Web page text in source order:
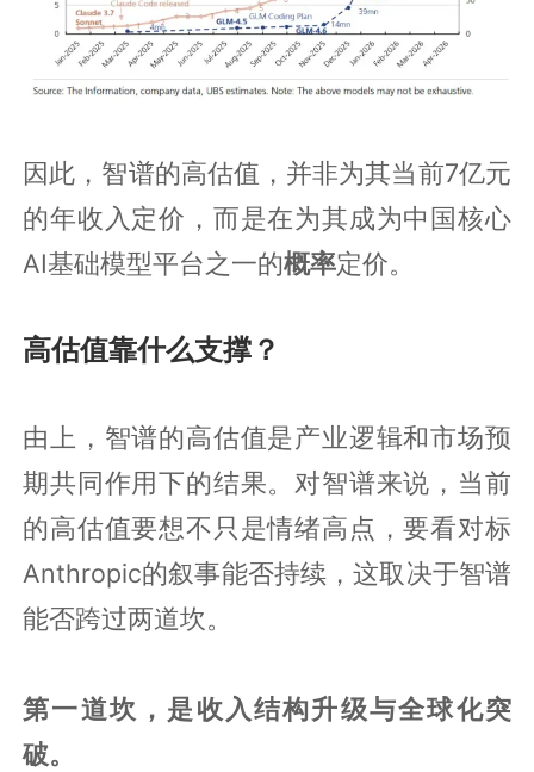
因此，智谱的高估值，并非为其当前7亿元
的年收入定价，而是在为其成为中国核心
AI基础模型平台之一的概率定价。
高估值靠什么支撑？
由上，智谱的高估值是产业逻辑和市场预
期共同作用下的结果。对智谱来说，当前
的高估值要想不只是情绪高点，要看对标
Anthropic的叙事能否持续，这取决于智谱
能否跨过两道坎。
第一道坎，是收入结构升级与全球化突
破。